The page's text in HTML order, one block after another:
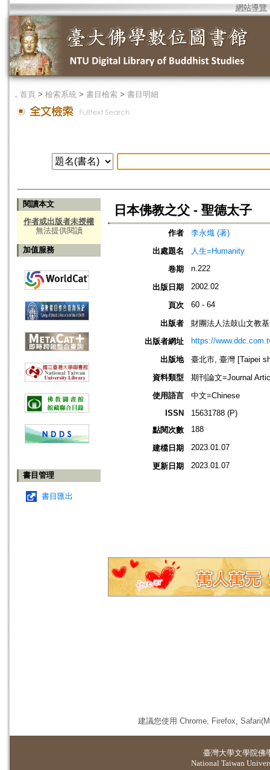
網站導覽
． 首頁 > 檢索系統 > 書目檢索 > 書目明細
閱讀本文
作者或出版者未授權
無法提供閱讀
加值服務
書目管理
書目匯出
日本佛教之父 - 聖德太子
作者
李永熾 (著)
出處題名
人生=Humanity
卷期
n.222
出版日期 2002.02
頁次 60 - 64
出版者
財團法人法鼓山文教
出版者網址
https://
出版地
臺北市, 臺灣 [Taipei
資料類型
期刊論文=Journal
使用語言
中文=Chinese
ISSN
15631788 (P)
點閱次數
188
建檔日期 2023.01.07
更新日期 2023.01.07
建議您使用 Chrome, Firefox,
臺灣大學文學院佛
National Taiwan